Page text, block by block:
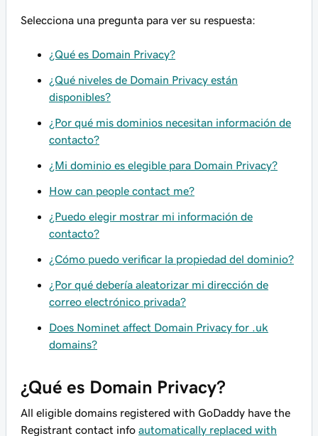
Selecciona una pregunta para ver su respuesta:
¿Qué es Domain Privacy?
¿Qué niveles de Domain Privacy están
disponibles?
¿Por qué mis dominios necesitan información de
contacto?
¿Mi dominio es elegible para Domain Privacy?
How can people contact me?
¿Puedo elegir mostrar mi información de
contacto?
¿Cómo puedo verificar la propiedad del dominio?
¿Por qué debería aleatorizar mi dirección de
correo electrónico privada?
Does Nominet affect Domain Privacy for .uk
domains?
¿Qué es Domain Privacy?
All eligible domains registered with GoDaddy have the
Registrant contact info automatically replaced with